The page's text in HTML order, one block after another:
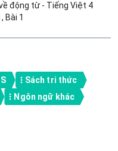
động từ - Tiếng Việt 4
Bài 1
Sách tri thức
Ngôn ngữ khác